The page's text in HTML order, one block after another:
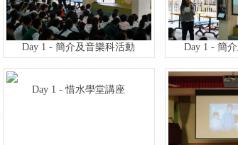
Day 1 - 簡介及音樂科活動 Day 1 - 簡
Day 1 - 惜水學堂講座